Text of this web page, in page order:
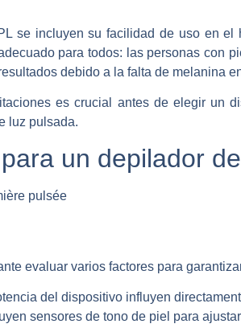
se incluyen su facilidad de uso en el
para todos: las personas con
debido a la falta de melanina
es crucial antes de elegir un
luz pulsada.
un depilador
evaluar varios factores para
del dispositivo influyen
sensores de tono de piel para